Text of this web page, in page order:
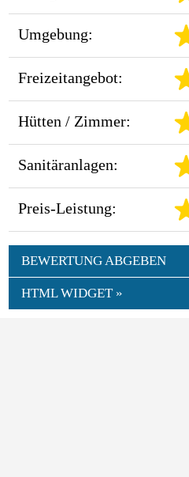
Umgebung:
Freizeitangebot:
Hütten / Zimmer:
Sanitäranlagen:
Preis-Leistung:
BEWERTUNG ABGEBEN
HTML WIDGET »